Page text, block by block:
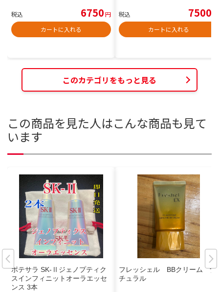
税込 6750円
カートに入れる
税込 7500
カートに入れる
このカテゴリをもっと見る
この商品を見た人はこんな商品も見て
います
ポテサラ SK-Ⅱジェノプティク
スインフィニットオーラエッセ
ンス 3本
フレッシェル BBクリーム ナ
チュラル